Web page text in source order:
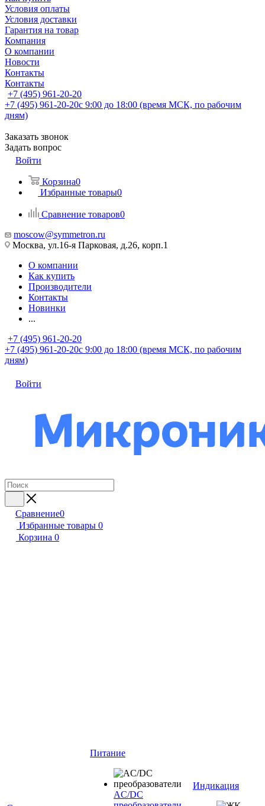
Условия оплаты
Условия доставки
Гарантия на товар
Компания
О компании
Новости
Контакты
Контакты
+7 (495) 961-20-20
+7 (495) 961-20-20с 9:00 до 18:00 (время МСК, по рабочим
дням)
Заказать звонок
Задать вопрос
Войти
Корзина0
Избранные товары0
Сравнение товаров0
moscow@symmetron.ru
Москва, ул.16-я Парковая, д.26, корп.1
О компании
Как купить
Производители
Контакты
Новинки
...
+7 (495) 961-20-20
+7 (495) 961-20-20с 9:00 до 18:00 (время МСК, по рабочим
дням)
Войти
Сравнение0
Избранные товары 0
Корзина 0
Питание
AC/DC
Индикация